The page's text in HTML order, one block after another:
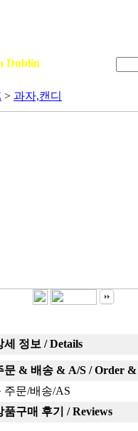
Dublin
> 과자,캔디
세 정보 / Details
문 & 배송 & A/S / Order
주문/배송/AS
품구매 후기 / Reviews